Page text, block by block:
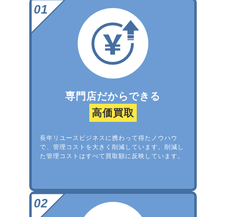
専門店だからできる
高価買取
長年リユースビジネスに携わって得たノウハウ
で、管理コストを大きく削減しています。削減し
た管理コストはすべて買取額に反映しています。